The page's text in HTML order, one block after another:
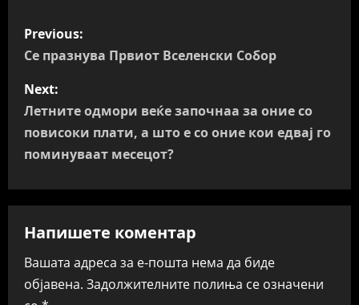
P
o
s
t
n
a
v
i
g
Previous:
Се празнува Првиот Вселенски Собор
Next:
Летните одмори веќе започнаа за оние со
повисоки плати, а што е со оние кои едвај го
поминуваат месецот?
Напишете коментар
Вашата адреса за е-пошта нема да биде
објавена. Задолжителните полиња се означени